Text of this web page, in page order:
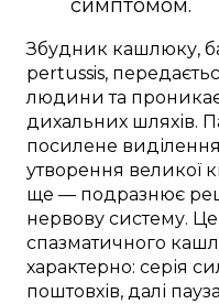
симптомом.
Збудник кашлюку,
pertussis,
людини та
дихальних шляхів.
посилене
утворення великої
ще — подразнює
нервову систему.
спазматичного
характерно: серія
поштовхів, далі